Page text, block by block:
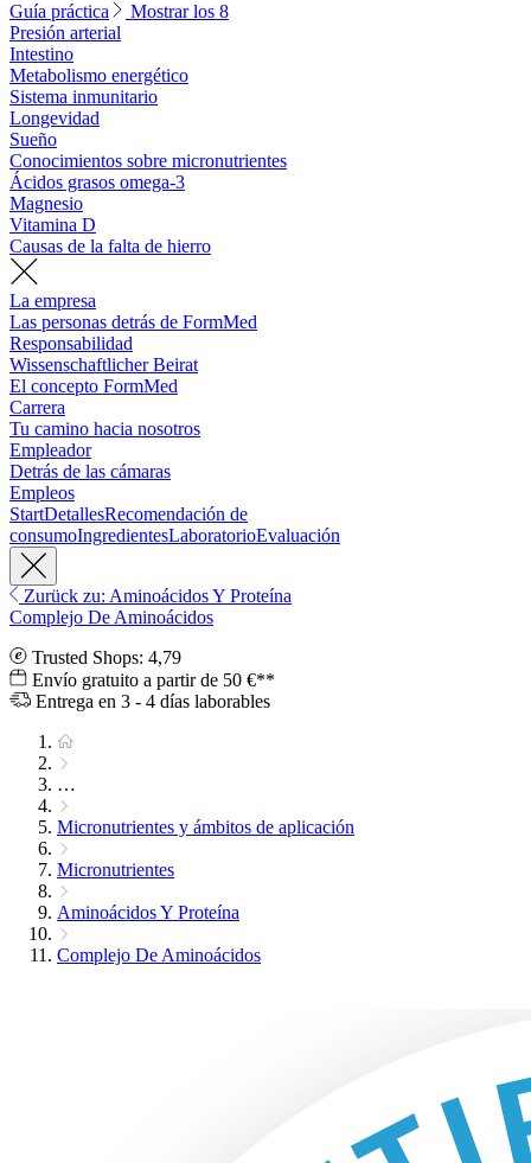
Guía práctica
Mostrar los 8
Presión arterial
Intestino
Metabolismo energético
Sistema inmunitario
Longevidad
Sueño
Conocimientos sobre micronutrientes
Ácidos grasos omega-3
Magnesio
Vitamina D
Causas de la falta de hierro
La empresa
Las personas detrás de FormMed
Responsabilidad
Wissenschaftlicher Beirat
El concepto FormMed
Carrera
Tu camino hacia nosotros
Empleador
Detrás de las cámaras
Empleos
StartDetallesRecomendación de
consumoIngredientesLaboratorioEvaluación
Zurück zu: Aminoácidos Y Proteína
Complejo De Aminoácidos
Trusted Shops: 4,79
Envío gratuito a partir de 50 €**
Entrega en 3 - 4 días laborables
…
Micronutrientes y ámbitos de aplicación
Micronutrientes
Aminoácidos Y Proteína
Complejo De Aminoácidos